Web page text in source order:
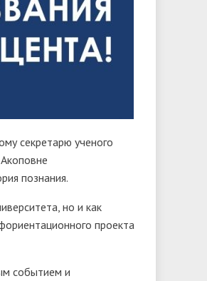
секретарю ученого
познания.
но и как
проекта
событием и